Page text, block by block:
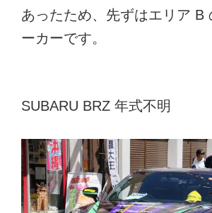
あったため、先ずはエリア B
ーカーです。
SUBARU BRZ 年式不明